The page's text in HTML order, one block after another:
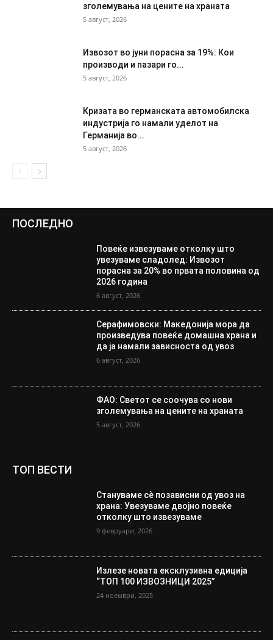
зголемувања на цените на храната
5 август, 2026
Извозот во јуни порасна за 19%: Кои
производи и пазари го...
5 август, 2026
Кризата во германската автомобилска
индустрија го намали уделот на
Германија во...
5 август, 2026
ПОСЛЕДНО
Повеќе извезуваме отколку што
увезуваме сладолед: Извозот
порасна за 20% во првата половина од
2026 година
6 август, 2026
Серафимовски: Македонија мора да
произведува повеќе домашна храна и
да ја намали зависноста од увоз
6 август, 2026
ФАО: Светот се соочува со нови
зголемувања на цените на храната
5 август, 2026
ТОП ВЕСТИ
Стануваме сè позависни од увоз на
храна: Увезуваме двојно повеќе
отколку што извезуваме
9 февруари, 2026
Излезе новата ексклузивна едиција
“ТОП 100 ИЗВОЗНИЦИ 2025”
24 ноември, 2025